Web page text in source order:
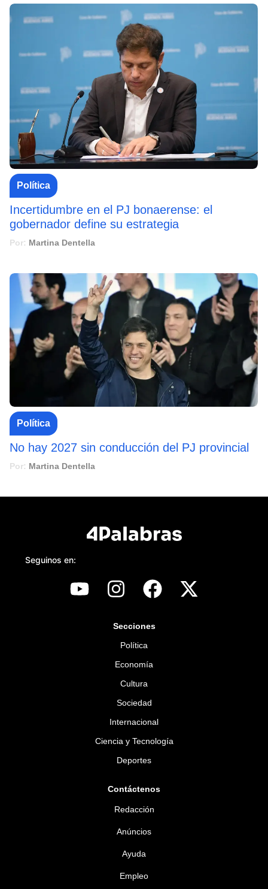
Política
Incertidumbre en el PJ bonaerense: el
gobernador define su estrategia
Por: Martina Dentella
Política
No hay 2027 sin conducción del PJ provincial
Por: Martina Dentella
Seguinos en:
Secciones
Política
Economía
Cultura
Sociedad
Internacional
Ciencia y Tecnología
Deportes
Contáctenos
Redacción
Anúncios
Ayuda
Empleo